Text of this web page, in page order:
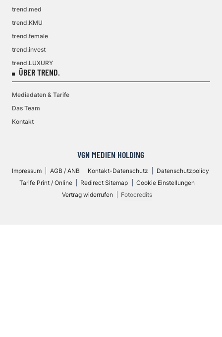
trend.med
trend.KMU
trend.female
trend.invest
trend.LUXURY
ÜBER TREND.
Mediadaten & Tarife
Das Team
Kontakt
VGN MEDIEN HOLDING
Impressum AGB / ANB Kontakt-Datenschutz
Datenschutzpolicy
Tarife Print / Online
Redirect Sitemap
Cookie Einstellungen
Vertrag widerrufen
Fotocredits